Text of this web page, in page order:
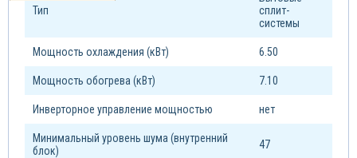
Тип
сплит-
системы
Мощность охлаждения (кВт) 6.50
Мощность обогрева (кВт) 7.10
Инверторное управление мощностью нет
Минимальный уровень шума (внутренний
блок)
47